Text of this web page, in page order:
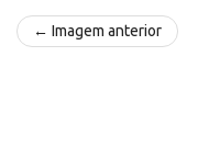
← Imagem anterior